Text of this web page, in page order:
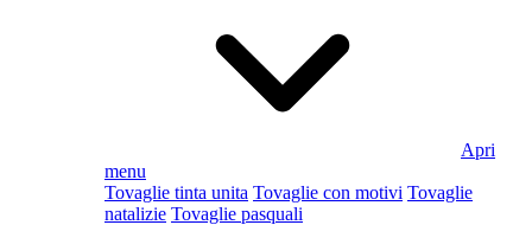
Apri
menu
Tovaglie tinta unita Tovaglie con motivi Tovaglie
natalizie Tovaglie pasquali